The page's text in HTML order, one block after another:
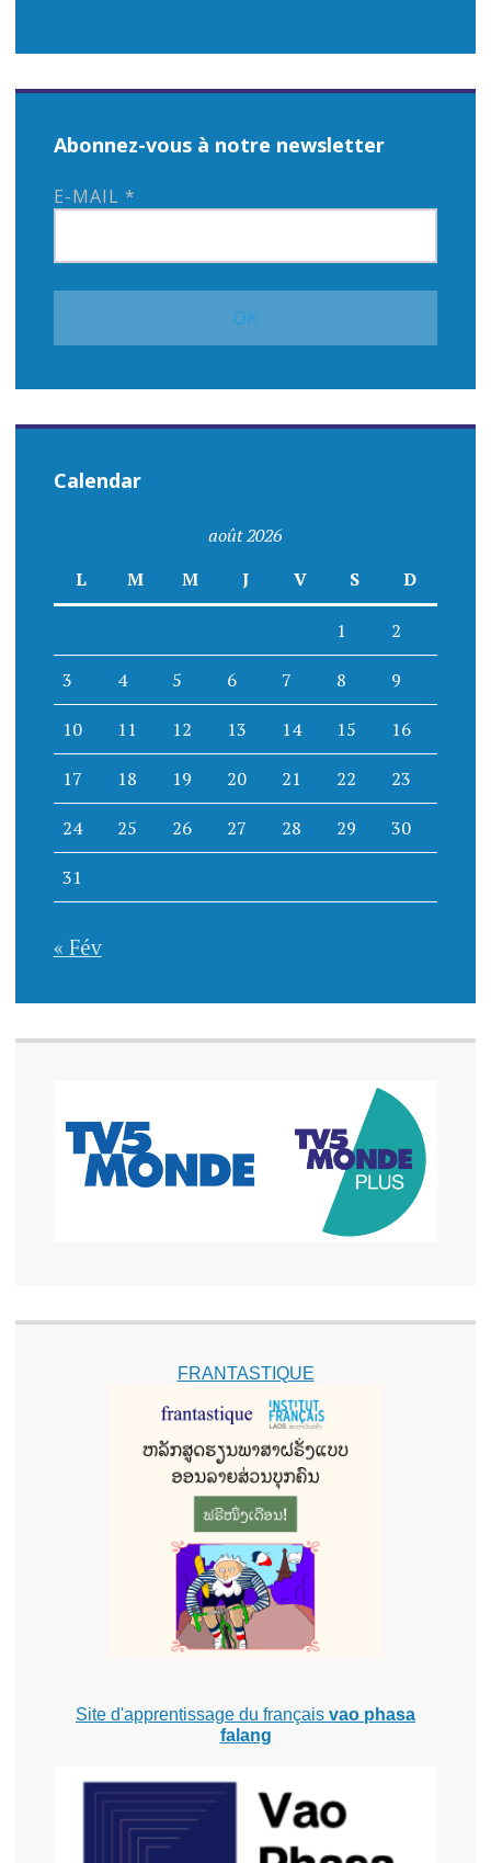
Abonnez-vous à notre newsletter
E-MAIL *
Calendar
août 2026
L
M M J V S D
1 2
3 4 5 6 7 8 9
10 11 12 13 14 15 16
17 18 19 20 21 22 23
24 25 26 27 28 29 30
31
« Fév
FRANTASTIQUE
Site d'apprentissage du français vao phasa
falang